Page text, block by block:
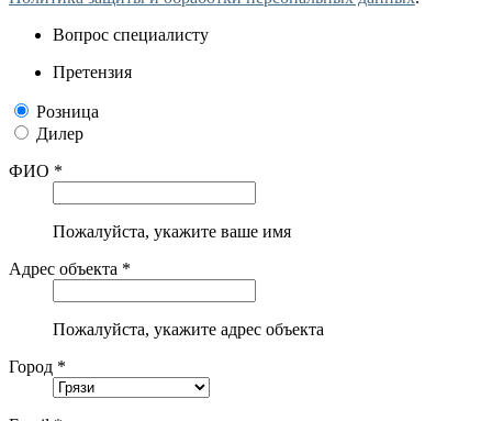
Вопрос специалисту
Претензия
Розница
Дилер
ФИО *
Пожалуйста, укажите ваше имя
Адрес объекта *
Пожалуйста, укажите адрес объекта
Город *